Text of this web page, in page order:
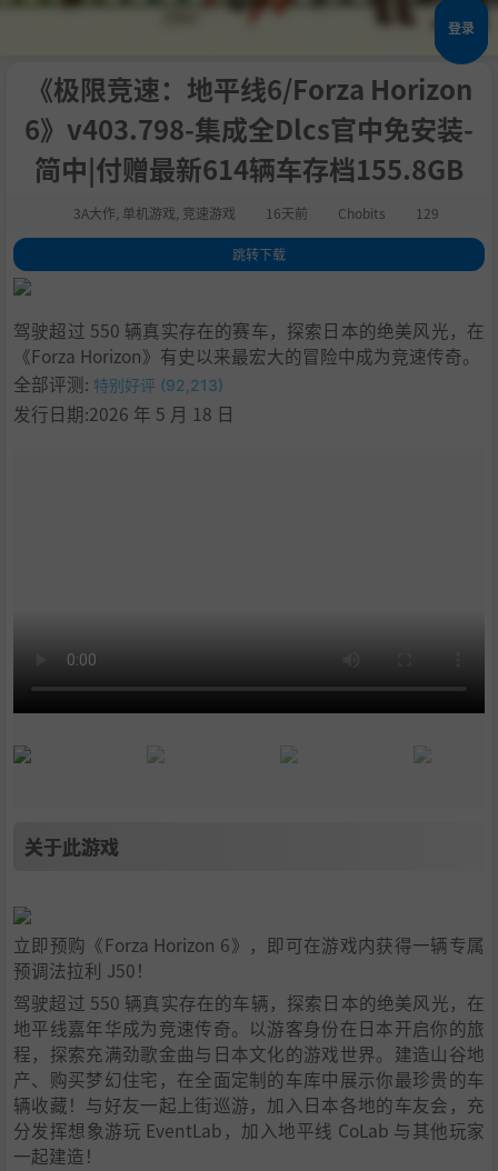
登录
《极限竞速：地平线6/Forza Horizon
6》v403.798-集成全Dlcs官中免安装-
简中|付赠最新614辆车存档155.8GB
3A大作 单机游戏 竞速游戏 16天前 Chobits 129
跳转下载
1
3.支持作者
4 存档说明
5.DLC
6. BT种子
驾驶超过 550 辆真实存在的赛车，探索日本的绝美风光，在
《Forza Horizon》有史以来最宏大的冒险中成为竞速传奇。
全部评测: 特别好评 (92,213)
发行日期:2026 年 5 月 18 日
关于此游戏
立即预购《Forza Horizon 6》，即可在游戏内获得一辆专属
预调法拉利 J50！
驾驶超过 550 辆真实存在的车辆，探索日本的绝美风光，在
地平线嘉年华成为竞速传奇。以游客身份在日本开启你的旅
程，探索充满劲歌金曲与日本文化的游戏世界。建造山谷地
产、购买梦幻住宅，在全面定制的车库中展示你最珍贵的车
辆收藏！与好友一起上街巡游，加入日本各地的车友会，充
分发挥想象游玩 EventLab，加入地平线 CoLab 与其他玩家
一起建造！